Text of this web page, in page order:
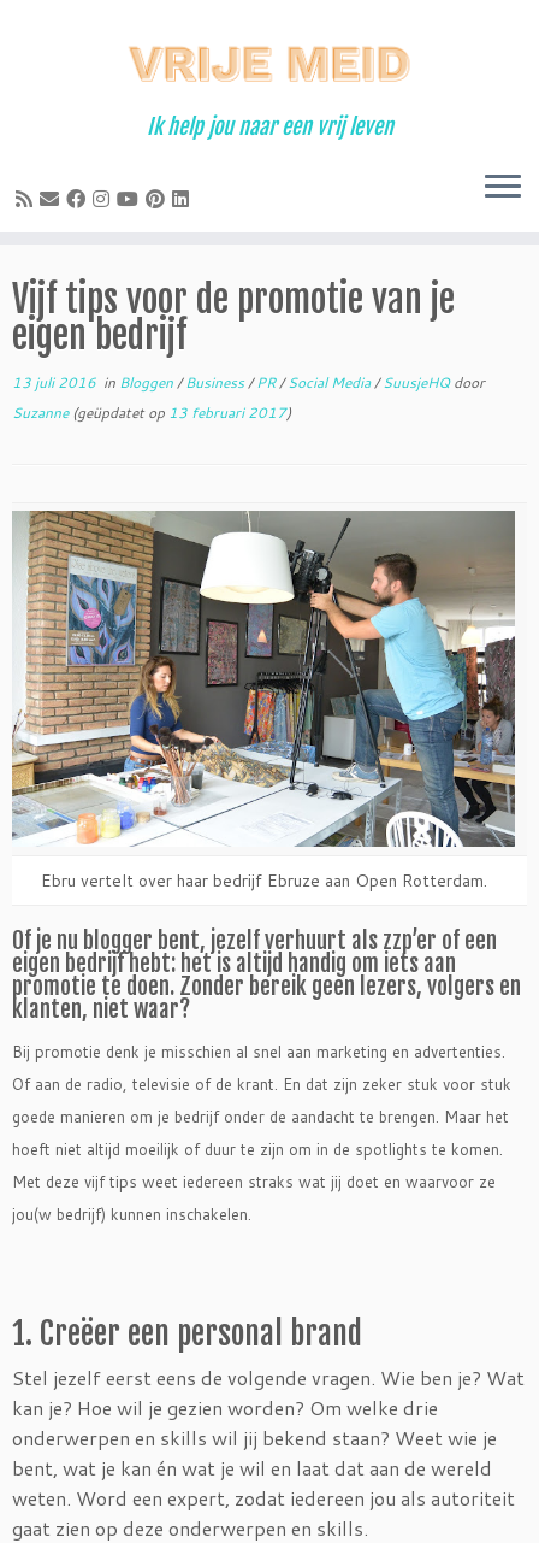
Ik help jou naar een vrij leven
Vijf tips voor de promotie van je
eigen bedrijf
13 juli 2016 in Bloggen/Business/PR/Social Media/SuusjeHQdoor
Suzanne(geüpdatet op 13 februari 2017)
Ebru vertelt over haar bedrijf Ebruze aan Open Rotterdam.
Of je nu blogger bent, jezelf verhuurt als zzp’er of een
eigen bedrijf hebt: het is altijd handig om iets aan
promotie te doen. Zonder bereik geen lezers, volgers en
klanten, niet waar?
Bij promotie denk je misschien al snel aan marketing en advertenties.
Of aan de radio, televisie of de krant. En dat zijn zeker stuk voor stuk
goede manieren om je bedrijf onder de aandacht te brengen. Maar het
hoeft niet altijd moeilijk of duur te zijn om in de spotlights te komen.
Met deze vijf tips weet iedereen straks wat jij doet en waarvoor ze
jou(w bedrijf) kunnen inschakelen.
1. Creëer een personal brand
Stel jezelf eerst eens de volgende vragen. Wie ben je? Wat
kan je? Hoe wil je gezien worden? Om welke drie
onderwerpen en skills wil jij bekend staan? Weet wie je
bent, wat je kan én wat je wil en laat dat aan de wereld
weten. Word een expert, zodat iedereen jou als autoriteit
gaat zien op deze onderwerpen en skills.